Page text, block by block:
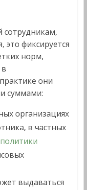
это фиксируется
норм,
они
суммами:
организациях
в частных
выдаваться